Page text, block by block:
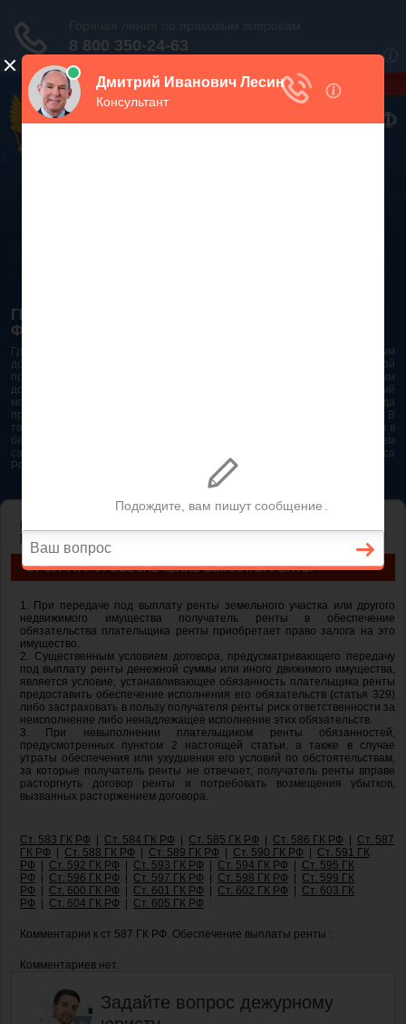
ГРАЖДАНСКИЙ КОДЕКС РОССИЙСКОЙ
ФЕДЕРАЦИИ 2026 - 2025
Гражданский Кодекс Российской Федерации является основным
документом правового поля в Российской Федерации. И именно по этой
причине в него часто вносят изменения. При работе с таким важным
документом необходимо убедиться в его актуальности на данный
момент. Разобраться во всех тонкостях и нюансах не всегда
представляется возможным. Особенно если это нужно сделать быстро. В
таком случае самым простым и эффективным решением будет звонок в
бесплатную юридическую консультацию. Телефон указан на нашем
сайте. На сайте опубликована последняя редакция Гражданского кодекса
РФ 2026 - 2025
СТ 587 ГК РФ. ОБЕСПЕЧЕНИЕ ВЫПЛАТЫ РЕНТЫ
1. При передаче под выплату ренты земельного участка или другого
недвижимого имущества получатель ренты в обеспечение
обязательства плательщика ренты приобретает право залога на это
имущество.
2. Существенным условием договора, предусматривающего передачу
под выплату ренты денежной суммы или иного движимого имущества,
является условие, устанавливающее обязанность плательщика ренты
предоставить обеспечение исполнения его обязательств (статья 329)
либо застраховать в пользу получателя ренты риск ответственности за
неисполнение либо ненадлежащее исполнение этих обязательств.
3. При невыполнении плательщиком ренты обязанностей,
предусмотренных пунктом 2 настоящей статьи, а также в случае
утраты обеспечения или ухудшения его условий по обстоятельствам,
за которые получатель ренты не отвечает, получатель ренты вправе
расторгнуть договор ренты и потребовать возмещения убытков,
вызванных расторжением договора.
Ст. 583 ГК РФ Ст. 584 ГК РФ Ст. 585 ГК РФ Ст. 586 ГК РФ
Ст. 587
ГК РФ
Ст. 588 ГК РФ Ст. 589 ГК РФ Ст. 590 ГК РФ
Ст. 591 ГК
РФ
Ст. 592 ГК РФ Ст. 593 ГК РФ Ст. 594 ГК РФ
Ст. 595 ГК
РФ
Ст. 596 ГК РФ Ст. 597 ГК РФ Ст. 598 ГК РФ
Ст. 599 ГК
РФ
Ст. 600 ГК РФ Ст. 601 ГК РФ Ст. 602 ГК РФ
Ст. 603 ГК
РФ
Ст. 604 ГК РФ Ст. 605 ГК РФ
Комментарии к ст 587 ГК РФ. Обеспечение выплаты ренты :
Комментариев нет.
Задайте вопрос дежурному